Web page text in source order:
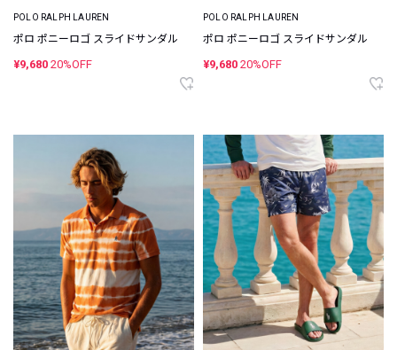
POLO RALPH LAUREN
ポロ ポニーロゴ スライドサンダル
¥9,680 20%OFF
POLO RALPH LAUREN
ポロ ポニーロゴ スライドサンダル
¥9,680 20%OFF